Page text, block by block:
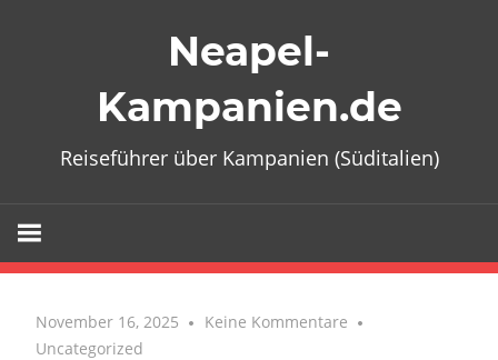
Neapel-
Kampanien.de
Reiseführer über Kampanien (Süditalien)
November 16, 2025
Keine Kommentare
Uncategorized